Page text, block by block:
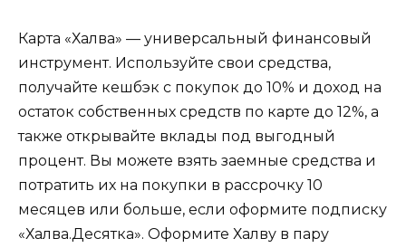
Карта «Халва» — универсальный финансовый
инструмент. Используйте свои средства,
получайте кешбэк с покупок до 10% и доход на
остаток собственных средств по карте до 12%, а
также открывайте вклады под выгодный
процент. Вы можете взять заемные средства и
потратить их на покупки в рассрочку 10
месяцев или больше, если оформите подписку
«Халва.Десятка». Оформите Халву в пару